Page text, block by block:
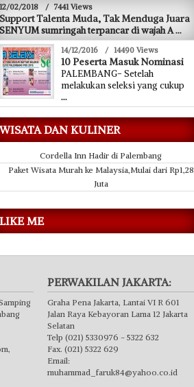
12/02/2018 / 7441 Views
Support Talenta Muda, Tak Menduga Juara
SENYUM sumringah terpancar di wajah A...
14/12/2016 / 14490 Views
10 Peserta Masuk Nominasi
PALEMBANG- Setelah
melakukan seleksi yang cukup
...
WISATA DAN KULINER
Cordella Inn Hadir di Palembang
Paket Wisata Murah ke Malaysia,Mulai dari Rp1,28
Juta
LIKE ME
,
PERWAKILAN JAKARTA:
Graha Pena Jakarta, Lantai VI R 601
Jalan Raya Kebayoran Lama 12 Jakarta
Selatan
Telp (021) 5330976 - 5322 632
Fax. (021) 5322 629
Email:
muhammad_faruk84@yahoo.co.id